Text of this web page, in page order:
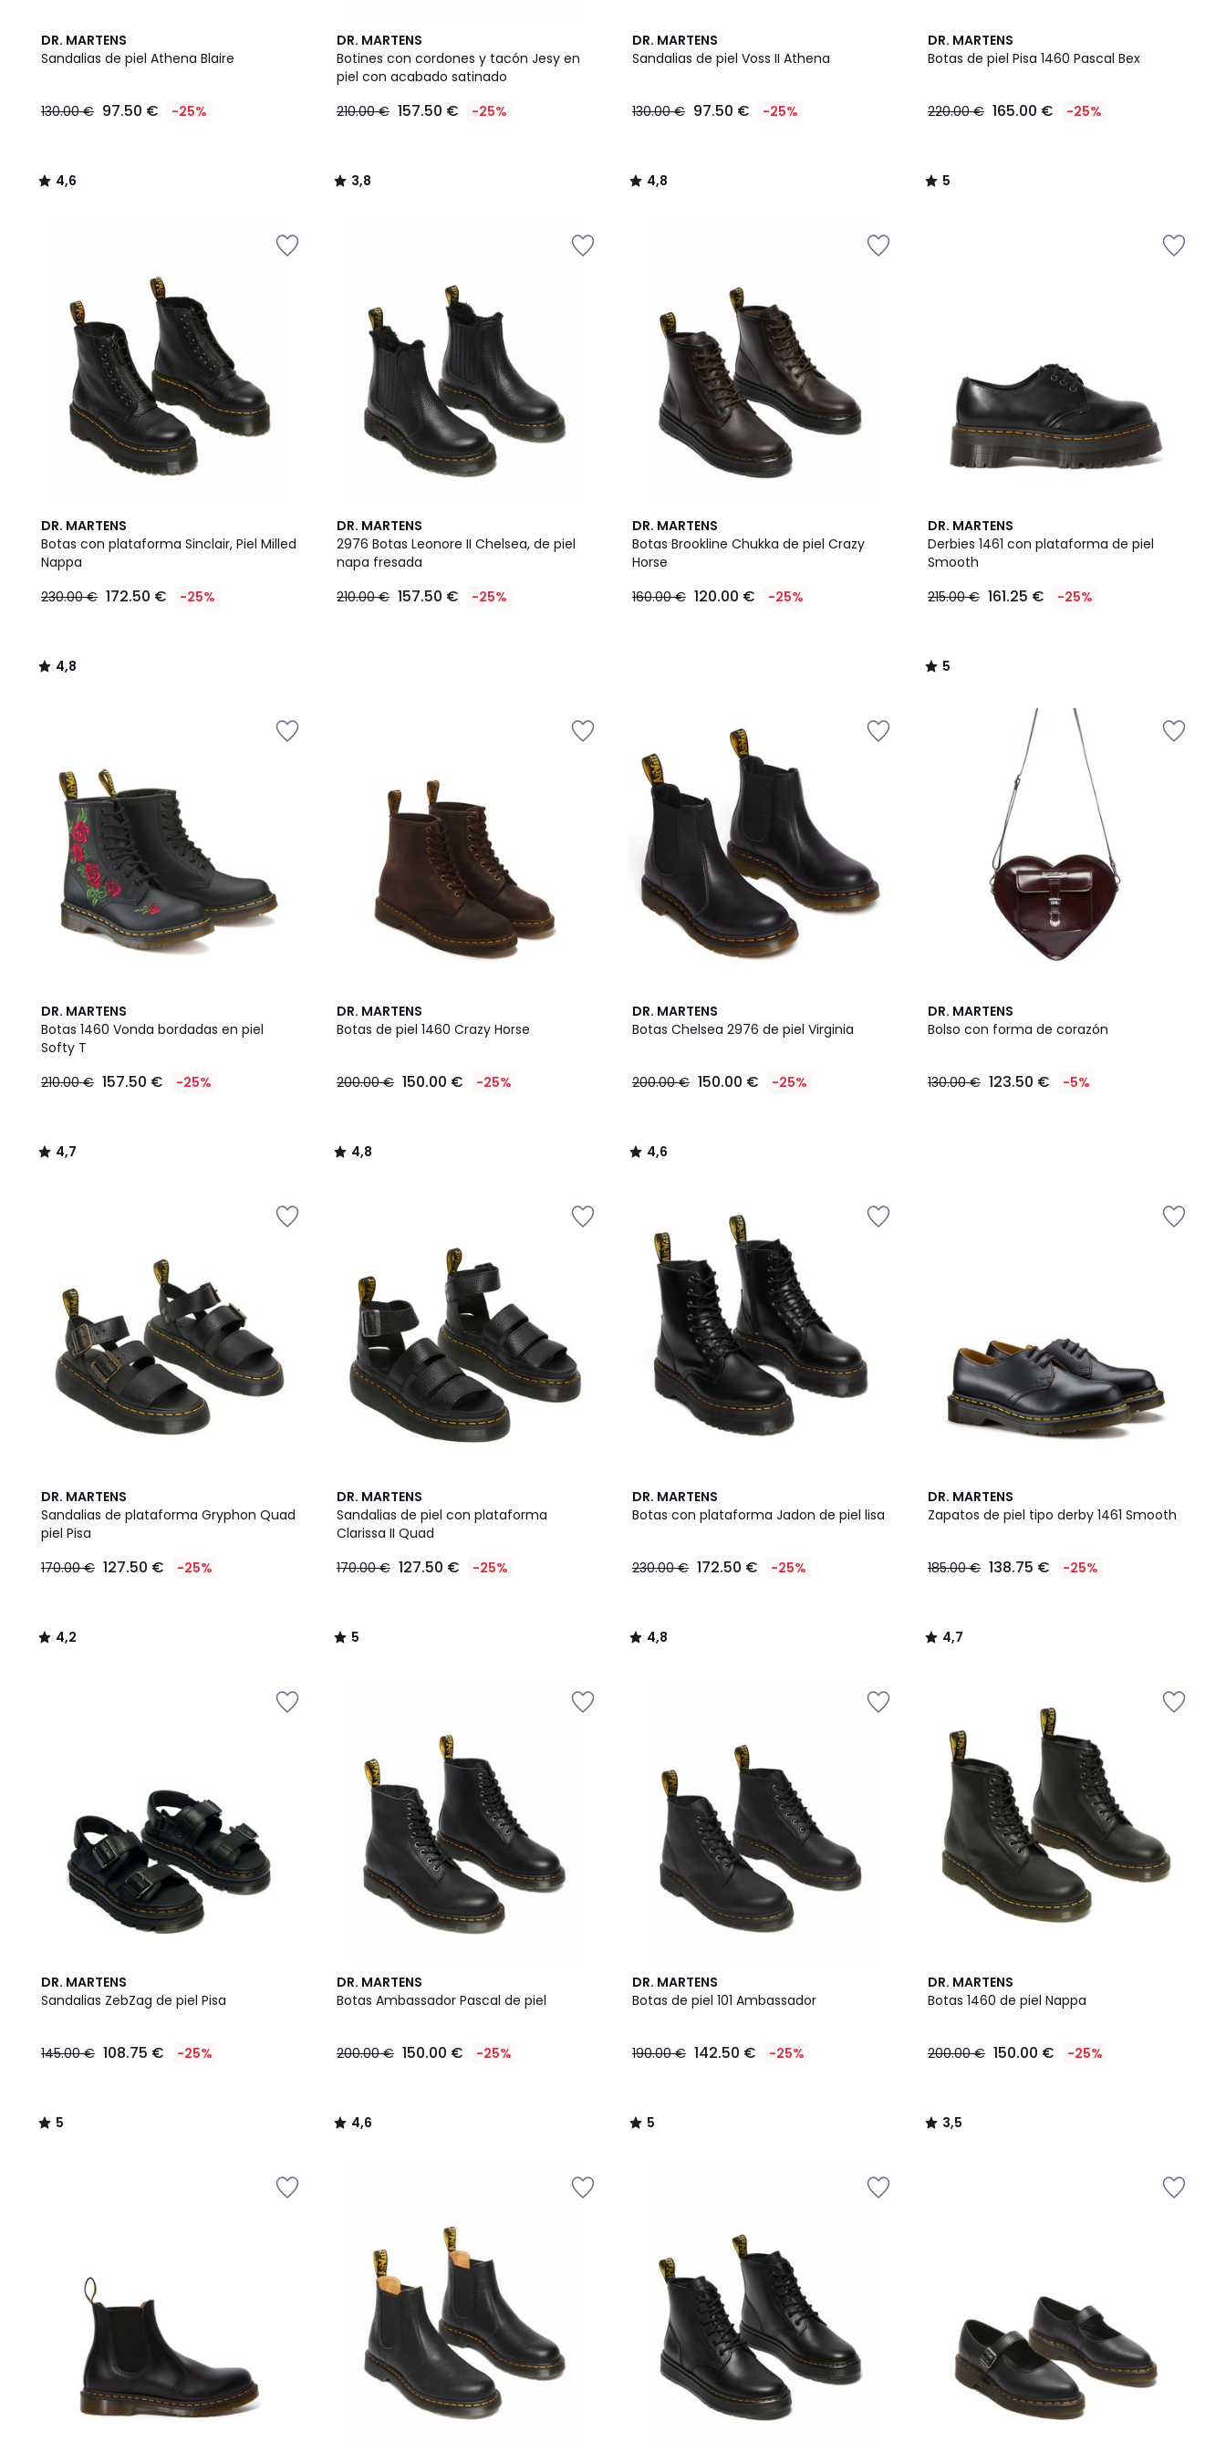
DR. MARTENS
Sandalias de piel Athena Blaire
€
130.00
130.00 € 97.50 € -25%
4,6
/ 5
4,6
/
DR. MARTENS
Botines con cordones y tacón Jesy en
piel con acabado satinado
210.00 € 157.50 € -25%
3,8
/ 5
3,8
/
DR. MARTENS
Sandalias de piel Voss II Athena
130.00 € 97.50 € -25%
4,8
/ 5
4,8
/
DR. MARTENS
Botas de piel Pisa 1460 Pascal Bex
220.00 € 165.00 € -25%
5
/
5
/
DR. MARTENS
Botas con plataforma Sinclair, Piel Milled
Nappa
230.00 € 172.50 € -25%
4,8
/ 5
4,8
/
DR. MARTENS
2976 Botas Leonore II Chelsea, de piel
napa fresada
210.00 € 157.50 € -25%
DR. MARTENS
Botas Brookline Chukka de piel Crazy
Horse
160.00 € 120.00 € -25%
DR. MARTENS
Derbies 1461 con plataforma de piel
Smooth
215.00 € 161.25 € -25%
5
/
5
5
/
DR. MARTENS
Botas 1460 Vonda bordadas en piel
Softy T
210.00 € 157.50 € -25%
4,7
/ 5
4,7
/
DR. MARTENS
Botas de piel 1460 Crazy Horse
200.00 € 150.00 € -25%
4,8
/ 5
4,8
/
DR. MARTENS
Botas Chelsea 2976 de piel Virginia
200.00 € 150.00 € -25%
4,6
/ 5
4,6
/
DR. MARTENS
Bolso con forma de corazón
130.00 € 123.50 € -5%
DR. MARTENS
Sandalias de plataforma Gryphon Quad
piel Pisa
170.00 € 127.50 € -25%
4,2
/ 5
4,2
/
DR. MARTENS
Sandalias de piel con plataforma
Clarissa II Quad
170.00 € 127.50 € -25%
5
/
5
5
/
DR. MARTENS
Botas con plataforma Jadon de piel lisa
230.00 € 172.50 € -25%
4,8
/ 5
4,8
/
DR. MARTENS
Zapatos de piel tipo derby 1461 Smooth
185.00 € 138.75 € -25%
4,7
/ 5
4,7
/
DR. MARTENS
Sandalias ZebZag de piel Pisa
145.00 € 108.75 € -25%
5
/
5
/
DR. MARTENS
Botas Ambassador Pascal de piel
200.00 € 150.00 € -25%
4,6
/ 5
4,6
/
DR. MARTENS
Botas de piel 101 Ambassador
190.00 € 142.50 € -25%
5
/
5
/
DR. MARTENS
Botas 1460 de piel Nappa
200.00 € 150.00 € -25%
3,5
/ 5
3,5
/